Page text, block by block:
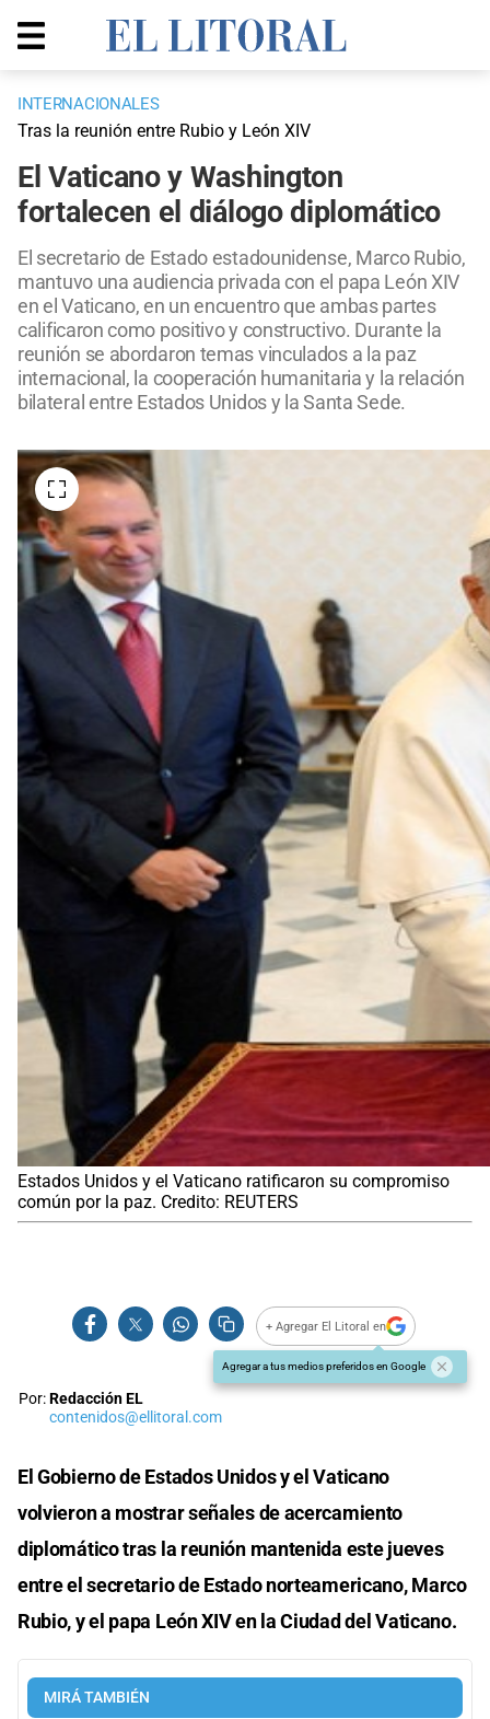
INTERNACIONALES
Tras la reunión entre Rubio y León XIV
El Vaticano y Washington
fortalecen el diálogo diplomático
El secretario de Estado estadounidense, Marco Rubio,
mantuvo una audiencia privada con el papa León XIV
en el Vaticano, en un encuentro que ambas partes
calificaron como positivo y constructivo. Durante la
reunión se abordaron temas vinculados a la paz
internacional, la cooperación humanitaria y la relación
bilateral entre Estados Unidos y la Santa Sede.
Estados Unidos y el Vaticano ratificaron su compromiso
común por la paz. Credito: REUTERS
+ Agregar El Litoral en
Agregar a tus medios preferidos en Google
Por:Redacción EL
contenidos@ellitoral.com
El Gobierno de Estados Unidos y el Vaticano
volvieron a mostrar señales de acercamiento
diplomático tras la reunión mantenida este jueves
entre el secretario de Estado norteamericano, Marco
Rubio, y el papa León XIV en la Ciudad del Vaticano.
MIRÁ TAMBIÉN